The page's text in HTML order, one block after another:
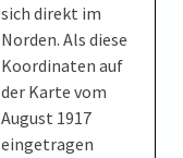
sich direkt im
Norden. Als diese
Koordinaten auf
der Karte vom
August 1917
eingetragen